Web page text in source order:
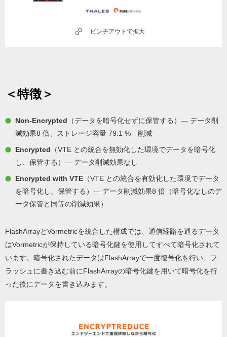
ピンチアウトで拡大
＜特徴＞
Non-Encrypted （データを暗号化せずに保管する）— データ削
減効果8 倍、ストレージ容量 79.1 % 削減
Encrypted （VTE との統合を無効化した環境でデータを暗号化
し、保管する）— データ削減効果なし
Encrypted with VTE （VTE との統合を有効化した環境でデータ
を暗号化し、保管する）— データ削減効果8 倍（暗号化なしのデ
ータ保管と同等の削減効果）
FlashArrayとVormetricを統合した構成では、通信経路を通るデータ
はVormetricが保持している暗号化鍵を使用してすべて暗号化されて
います。暗号化されたデータはFlashArrayで一度復号化を行い、フ
ラッシュに書き込む前にFlashArrayの暗号化鍵を用いて暗号化を行
った後にデータを書き込みます。